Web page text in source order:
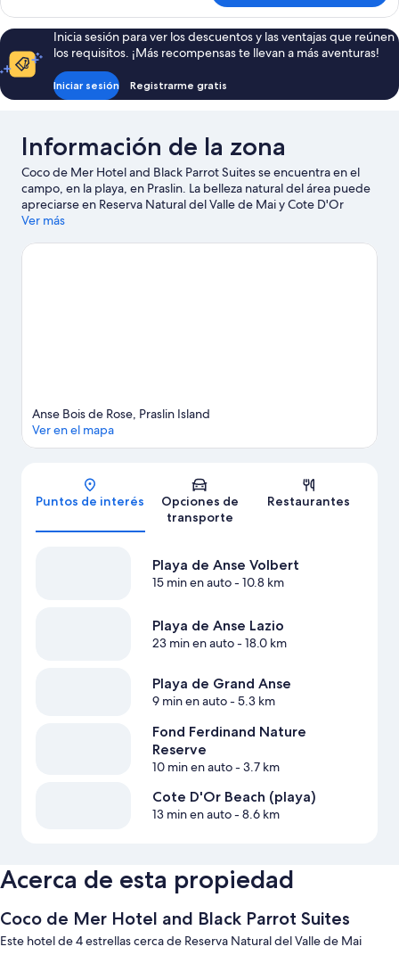
estándar
Inicia sesión para ver los descuentos y las ventajas que reúnen
los requisitos. ¡Más recompensas te llevan a más aventuras!
Iniciar sesión Registrarme gratis
Información de la zona
Coco de Mer Hotel and Black Parrot Suites se encuentra en el
campo, en la playa, en Praslin. La belleza natural del área puede
apreciarse en Reserva Natural del Valle de Mai y Cote D'Or
Beach (playa). También puedes darte una vuelta por Playa de
buceo y pesca ofrecen una gran oportunidad de disfrutar del
Ver más
Mapa
Anse Bois de Rose, Praslin Island
Ver en el mapa
Puntos de interés
Opciones de
transporte
Restaurantes
Playa de Anse Volbert
15 min en auto- 10.8 km
Playa de Anse Lazio
23 min en auto- 18.0 km
Playa de Grand Anse
9 min en auto- 5.3 km
Fond Ferdinand Nature
Reserve
10 min en auto- 3.7 km
Cote D'Or Beach (playa)
13 min en auto- 8.6 km
Acerca de esta propiedad
Coco de Mer Hotel and Black Parrot Suites
Este hotel de 4 estrellas cerca de Reserva Natural del Valle de Mai